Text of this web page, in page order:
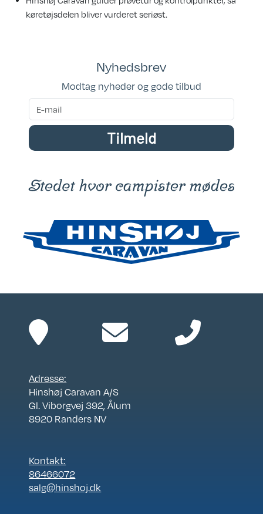
køretøjsdelen bliver vurderet seriøst.
Nyhedsbrev
Modtag nyheder og gode tilbud
Tilmeld
Adresse:
Hinshøj Caravan A/S
Gl. Viborgvej 392, Ålum
8920 Randers NV
Kontakt:
86466072
salg@hinshoj.dk